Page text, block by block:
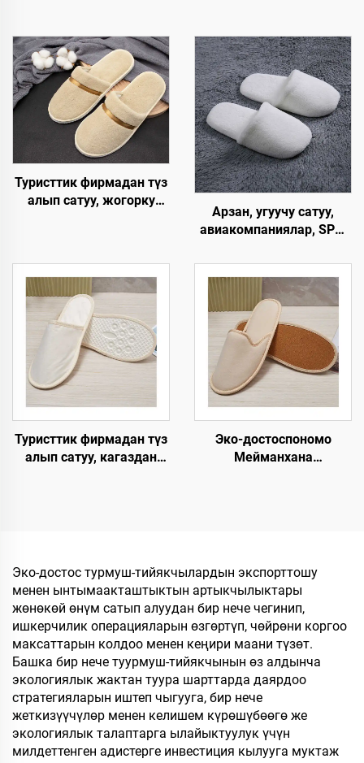
Туристтик фирмадан түз
алып сатуу, жогорку
жасалган,
авиакомпаниялар, SPA
жана мейманханалар
үчүн, өзгөртүлгөн
логотип менен
Арзан, угуучу сатуу,
авиакомпаниялар, SPA,
үчүн, колдонулгандан
кийин чөпкө айлануучу,
жумшак, ыңгайлуу
панчык, мейманхана
бөлмөлөрү үчүн
Туристтик фирмадан түз
алып сатуу, кагаздан
кийин чөпкө айлануучу
мейманхана панчыгы
Эко-достоспономо
Мейманхана
Эко-достос турмуш-тийякчылардын экспорттошу
менен ынтымаакташтыктын артыкчылыктары
жөнөкөй өнүм сатып алуудан бир нече чегинип,
ишкерчилик операцияларын өзгөртүп, чөйрөни коргоо
максаттарын колдоо менен кеңири маани түзөт.
Башка бир нече туурмуш-тийякчынын өз алдынча
экологиялык жактан туура шарттарда даярдоо
стратегияларын иштеп чыгууга, бир нече
жеткизүүчүлөр менен келишем күрөшүбөөгө же
экологиялык талаптарга ылайыктуулук үчүн
милдеттенген адистерге инвестиция кылууга муктаж